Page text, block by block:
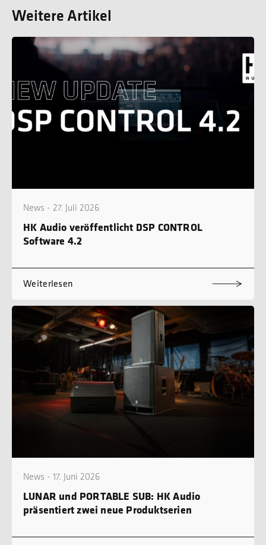
Weitere Artikel
News - 27. Juli 2026
HK Audio veröffentlicht DSP CONTROL
Software 4.2
Weiterlesen
News - 17. Juni 2026
LUNAR und PORTABLE SUB: HK Audio
präsentiert zwei neue Produktserien